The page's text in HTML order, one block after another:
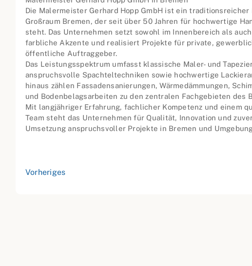
Die Malermeister Gerhard Hopp GmbH ist ein
Großraum Bremen, der seit über 50 Jahren für hochwertige
steht. Das Unternehmen setzt sowohl im Innenbereich als auch
farbliche Akzente und realisiert Projekte für private,
öffentliche Auftraggeber.
Das Leistungsspektrum umfasst klassische Maler- und
anspruchsvolle Spachteltechniken sowie hochwertige
hinaus zählen Fassadensanierungen, Wärmedämmungen,
und Bodenbelagsarbeiten zu den zentralen Fachgebieten des
Mit langjähriger Erfahrung, fachlicher Kompetenz und einem
Team steht das Unternehmen für Qualität, Innovation und
Umsetzung anspruchsvoller Projekte in Bremen und
Vorheriges